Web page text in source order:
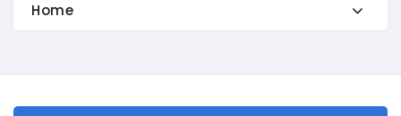
Home